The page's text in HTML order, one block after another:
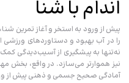
اندام با شنا
پیش از ورود به استخر و آغاز تمرین
را در آب بهبود و دستاوردهای ورزشی
نه‌تنها به پیشگیری از آسیب‌دیدگی
نیز هموارتر می‌سازد. در واقع، بخش
آمادگی صحیح جسمی و ذهنی پیش از